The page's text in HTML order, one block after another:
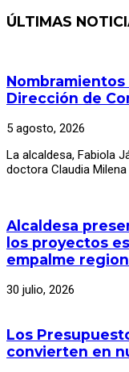
ÚLTIMAS
Dirección de
5 agosto, 2026
La alcaldesa, Fabiola
doctora Claudia
Alcaldesa
los proyectos
empalme
30 julio, 2026
Los
convierten en